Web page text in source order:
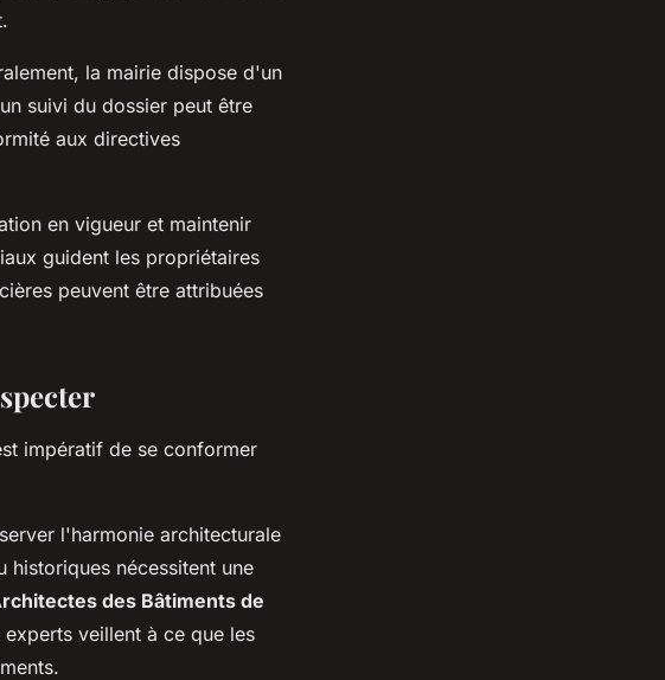
la mairie dispose d'un
suivi du dossier peut être
aux directives
en vigueur et maintenir
guident les propriétaires
peuvent être attribuées
impératif de se conformer
l'harmonie architecturale
historiques nécessitent une
des Bâtiments de
veillent à ce que les